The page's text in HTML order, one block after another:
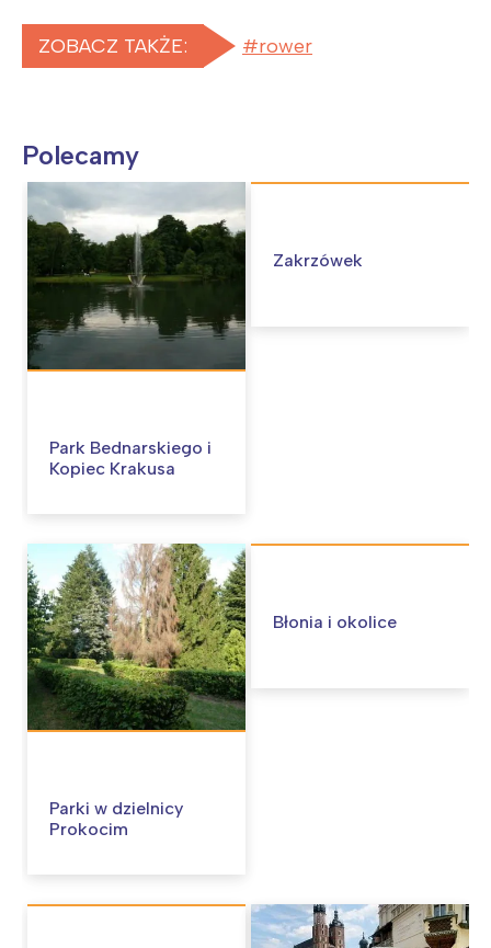
ZOBACZ TAKŻE: rower
Polecamy
Park Bednarskiego i
Kopiec Krakusa
Zakrzówek
Parki w dzielnicy
Prokocim
Błonia i okolice